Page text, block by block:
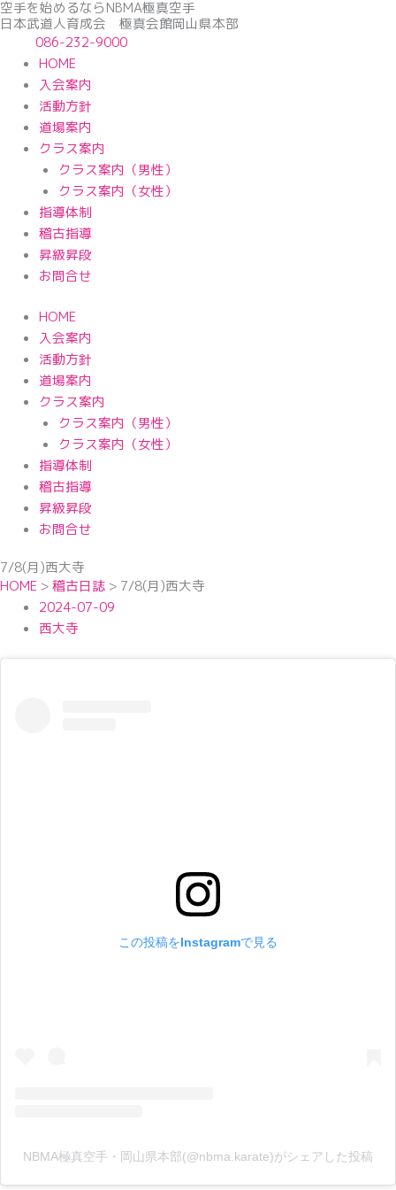
内
容
空手を始めるならNBМA極真空手
日本武道人育成会 極真会館岡山県本部
086-232-9000
HOME
入会案内
活動方針
道場案内
クラス案内
クラス案内（男性）
クラス案内（女性）
指導体制
稽古指導
昇級昇段
お問合せ
HOME
入会案内
活動方針
道場案内
クラス案内
クラス案内（男性）
クラス案内（女性）
指導体制
稽古指導
昇級昇段
お問合せ
7/8(月)西大寺
HOME >稽古日誌 > 7/8(月)西大寺
2024-07-09
西大寺
この投稿をInstagramで見る
NBMA極真空手・岡山県本部(@nbma.karate)がシェアした投稿